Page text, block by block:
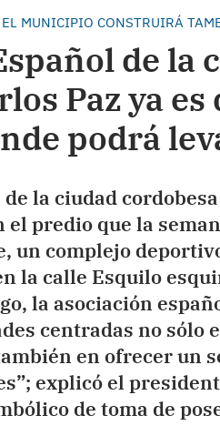
MUNICIPIO CONSTRUIRÁ
de la
Paz ya
podrá
la ciudad
predio que la
un complejo
la calle Esquilo
la asociación
centradas no sólo
en ofrecer un
explicó el
de toma de